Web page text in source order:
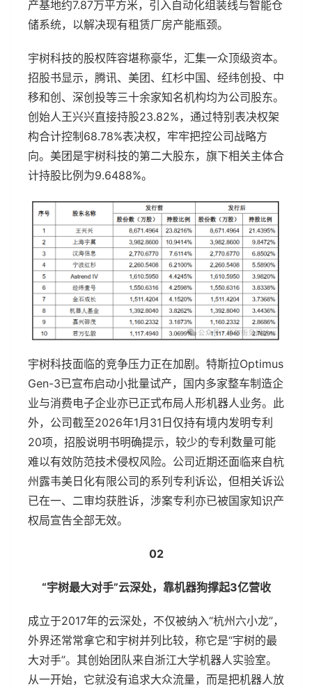
产基地约7.87万平方米，引入自动化组装线与智能仓
储系统，以解决现有租赁厂房产能瓶颈。
宇树科技的股权阵容堪称豪华，汇集一众顶级资本。
招股书显示，腾讯、美团、红杉中国、经纬创投、中
移和创、深创投等三十余家知名机构均为公司股东。
创始人王兴兴直接持股23.82%，通过特别表决权架
构合计控制68.78%表决权，牢牢把控公司战略方
向。美团是宇树科技的第二大股东，旗下相关主体合
计持股比例为9.6488%。
宇树科技面临的竞争压力正在加剧。特斯拉Optimus
Gen-3已宣布启动小批量试产，国内多家整车制造企
业与消费电子企业亦已正式布局人形机器人业务。此
外，公司截至2026年1月31日仅持有境内发明专利
20项，招股说明书明确提示，较少的专利数量可能
难以有效防范技术侵权风险。公司近期还面临来自杭
州露韦美日化有限公司的系列专利诉讼，但相关诉讼
已在一、二审均获胜诉，涉案专利亦已被国家知识产
权局宣告全部无效。
02
“宇树最大对手”云深处，靠机器狗撑起3亿营收
成立于2017年的云深处，不仅被纳入“杭州六小龙”，
外界还常常拿它和宇树并列比较，称它是“宇树的最
大对手”。其创始团队来自浙江大学机器人实验室。
从一开始，它就没有追求大众流量，而是把机器人放